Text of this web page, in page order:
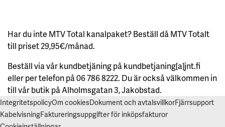
Har du inte MTV Total kanalpaket? Beställ då MTV Totalt
till priset 29,95€/månad.
Beställ via vår kundbetjäning på kundbetjaning[a]jnt.fi
eller per telefon på 06 786 8222. Du är också välkommen in
till vår butik på Alholmsgatan 3, Jakobstad.
IntegritetspolicyOm cookiesDokument och avtalsvillkorFjärrsupport
KabelvisningFaktureringsuppgifter för inköpsfakturor